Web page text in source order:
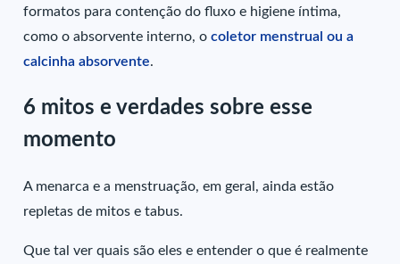
formatos para contenção do fluxo e higiene íntima,
como o absorvente interno, ocoletor menstrual ou a
calcinha absorvente.
6 mitos e verdades sobre esse
momento
A menarca e a menstruação, em geral, ainda estão
repletas de mitos e tabus.
Que tal ver quais são eles e entender o que é realmente